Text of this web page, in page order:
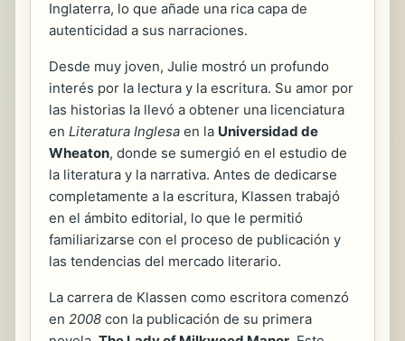
Inglaterra, lo que añade una rica capa de
autenticidad a sus narraciones.
Desde muy joven, Julie mostró un profundo
interés por la lectura y la escritura. Su amor por
las historias la llevó a obtener una licenciatura
en Literatura Inglesa en la Universidad de
Wheaton, donde se sumergió en el estudio de
la literatura y la narrativa. Antes de dedicarse
completamente a la escritura, Klassen trabajó
en el ámbito editorial, lo que le permitió
familiarizarse con el proceso de publicación y
las tendencias del mercado literario.
La carrera de Klassen como escritora comenzó
en 2008 con la publicación de su primera